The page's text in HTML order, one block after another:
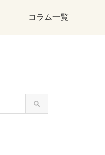
コラム一覧